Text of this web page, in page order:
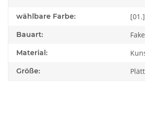
wählbare Farbe:
Bauart:
Material:
Größe: